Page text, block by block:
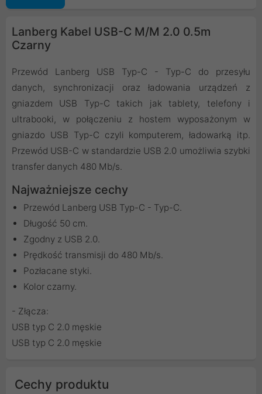
Lanberg Kabel USB-C M/M 2.0 0.5m
Czarny
Przewód Lanberg USB Typ-C - Typ-C do przesyłu
danych, synchronizacji oraz ładowania urządzeń z
gniazdem USB Typ-C takich jak tablety, telefony i
ultrabooki, w połączeniu z hostem wyposażonym w
gniazdo USB Typ-C czyli komputerem, ładowarką itp.
Przewód USB-C w standardzie USB 2.0 umożliwia szybki
transfer danych 480 Mb/s.
Najważniejsze cechy
Przewód Lanberg USB Typ-C - Typ-C.
Długość 50 cm.
Zgodny z USB 2.0.
Prędkość transmisji do 480 Mb/s.
Pozłacane styki.
Kolor czarny.
- Złącza:
USB typ C 2.0 męskie
USB typ C 2.0 męskie
Cechy produktu